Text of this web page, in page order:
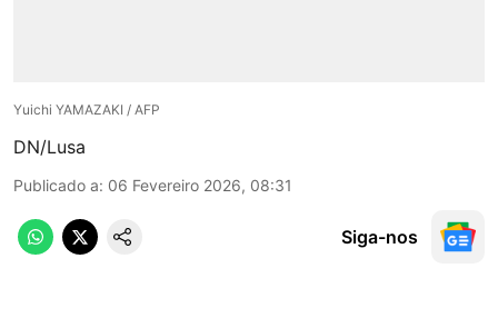
Yuichi YAMAZAKI / AFP
DN/Lusa
Publicado a: 06 Fevereiro 2026, 08:31
Siga-nos